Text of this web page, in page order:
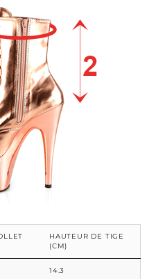
HAUTEUR DE TIGE
(CM)
14.3